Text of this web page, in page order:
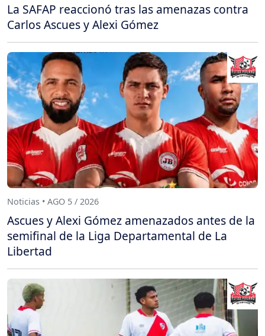
La SAFAP reaccionó tras las amenazas contra
Carlos Ascues y Alexi Gómez
Noticias • AGO 5 / 2026
Ascues y Alexi Gómez amenazados antes de la
semifinal de la Liga Departamental de La
Libertad